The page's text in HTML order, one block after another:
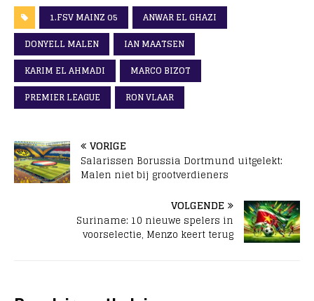
1.FSV MAINZ 05
ANWAR EL GHAZI
DONYELL MALEN
IAN MAATSEN
KARIM EL AHMADI
MARCO BIZOT
PREMIER LEAGUE
RON VLAAR
VORIGE
Salarissen Borussia Dortmund uitgelekt:
Malen niet bij grootverdieners
VOLGENDE
Suriname: 10 nieuwe spelers in
voorselectie, Menzo keert terug